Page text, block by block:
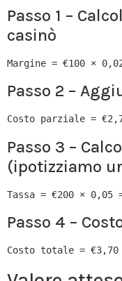
Passo 1 –
casinò
Margine = €100 ×
Passo 2 –
Costo parziale =
Passo 3 –
(ipotizziamo
Tassa = €200 × 0,05
Passo 4 –
Costo totale = €3,70